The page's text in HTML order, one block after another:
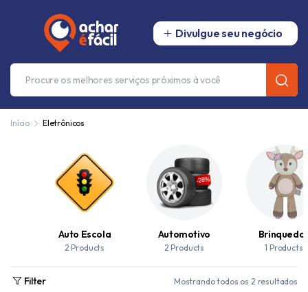
Divulgue seu negócio
Início Eletrônicos
Auto Escola
2 Products
Automotivo
2 Products 1 Products
Filter Mostrando todos os 2 resultados